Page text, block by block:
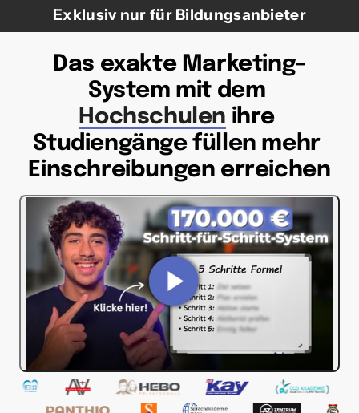
Exklusiv nur für Bildungsanbieter
Das exakte Marketing-
Hochschulen ihre
Studiengänge füllen mehr
Einschreibungen erreichen